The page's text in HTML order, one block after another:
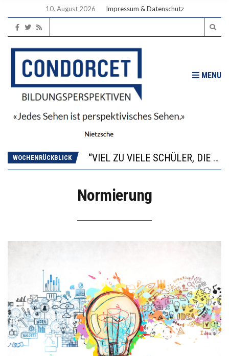
10. August 2026 Impressum & Datenschutz
MENU
WOCHENRÜCKBLICK
DIE GANZE HILFLOSIGKEIT DES BILDUNGSBÜRGERTUMS
Normierung